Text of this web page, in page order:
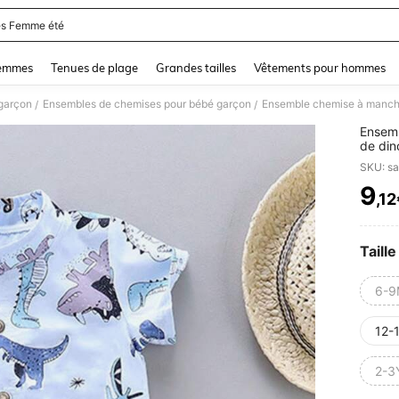
Femme été
Tenues de plage Grandes tailles Vêtements pour hommes
/ Ensembles de chemises pour bébé garçon /
de
SKU:
9
Taille
6-
12-
2-